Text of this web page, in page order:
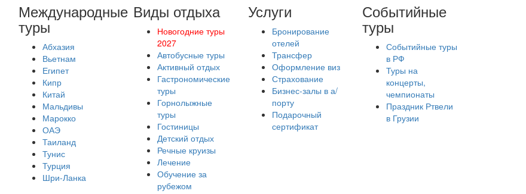
Международные
туры
Абхазия
Вьетнам
Египет
Кипр
Китай
Мальдивы
Марокко
ОАЭ
Таиланд
Тунис
Турция
Шри-Ланка
Виды отдыха
Новогодние туры
2027
Автобусные туры
Активный отдых
Гастрономические
туры
Горнолыжные
туры
Гостиницы
Детский отдых
Речные круизы
Лечение
Обучение за
рубежом
Услуги
Бронирование
отелей
Трансфер
Оформление виз
Страхование
Бизнес-залы в а/
порту
Подарочный
сертификат
Событийные
туры
Событийные туры
в РФ
Туры на
концерты,
чемпионаты
Праздник Ртвели
в Грузии